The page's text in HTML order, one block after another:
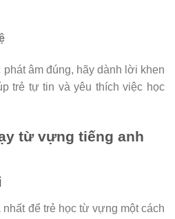
âm đúng, hãy dành lời khen
trẻ tự tin và yêu thích việc học
từ vựng tiếng anh
để trẻ học từ vựng một cách